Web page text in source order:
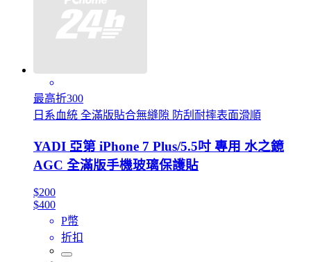
最高折300
日系血統 全滿版貼合無縫隙 防刮耐摔表面滑順
YADI 亞第 iPhone 7 Plus/5.5吋 專用 水之鏡
AGC 全滿版手機玻璃保護貼
$200
$400
P幣
折扣